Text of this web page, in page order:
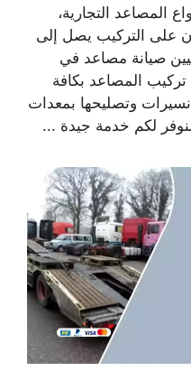
المصاعد التجارية،
على التركيب يصل إلى
صيانة مصاعد في
المصاعد بكافة
وتصليحها بمعدات
لكم خدمة جيدة ...